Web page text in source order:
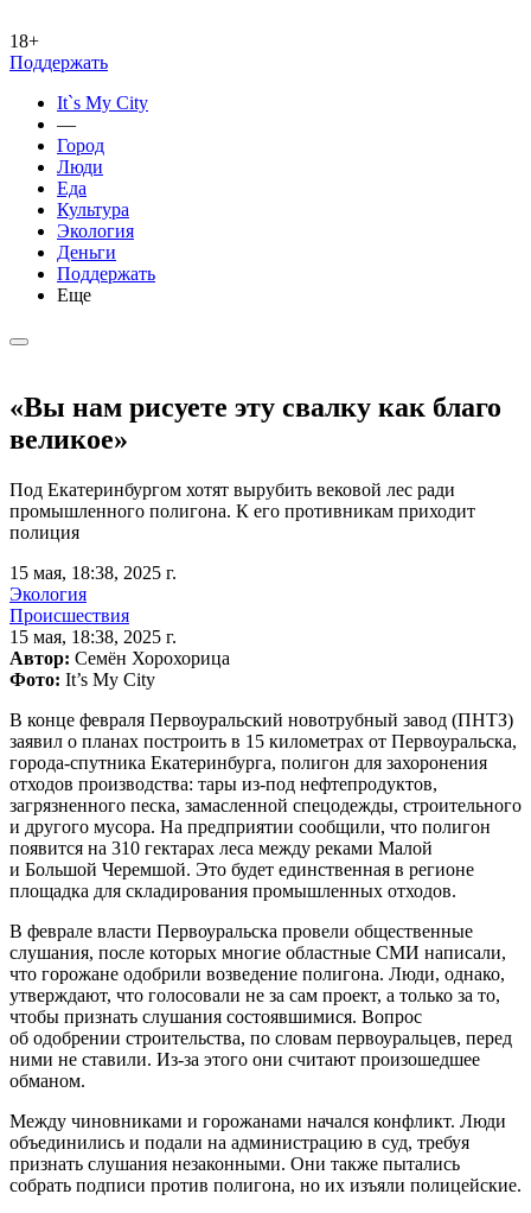
18+
Поддержать
It`s My City
—
Город
Люди
Еда
Культура
Экология
Деньги
Поддержать
Еще
«Вы нам рисуете эту свалку как благо
великое»
Под Екатеринбургом хотят вырубить вековой лес ради
промышленного полигона. К его противникам приходит
полиция
15 мая, 18:38, 2025 г.
Экология
Происшествия
15 мая, 18:38, 2025 г.
Автор: Семён Хорохорица
Фото: It’s My City
В конце февраля Первоуральский новотрубный завод (ПНТЗ)
заявил о планах построить в 15 километрах от Первоуральска,
города-спутника Екатеринбурга, полигон для захоронения
отходов производства: тары из-под нефтепродуктов,
загрязненного песка, замасленной спецодежды, строительного
и другого мусора. На предприятии сообщили, что полигон
появится на 310 гектарах леса между реками Малой
и Большой Черемшой. Это будет единственная в регионе
площадка для складирования промышленных отходов.
В феврале власти Первоуральска провели общественные
слушания, после которых многие областные СМИ написали,
что горожане одобрили возведение полигона. Люди, однако,
утверждают, что голосовали не за сам проект, а только за то,
чтобы признать слушания состоявшимися. Вопрос
об одобрении строительства, по словам первоуральцев, перед
ними не ставили. Из-за этого они считают произошедшее
обманом.
Между чиновниками и горожанами начался конфликт. Люди
объединились и подали на администрацию в суд, требуя
признать слушания незаконными. Они также пытались
собрать подписи против полигона, но их изъяли полицейские.